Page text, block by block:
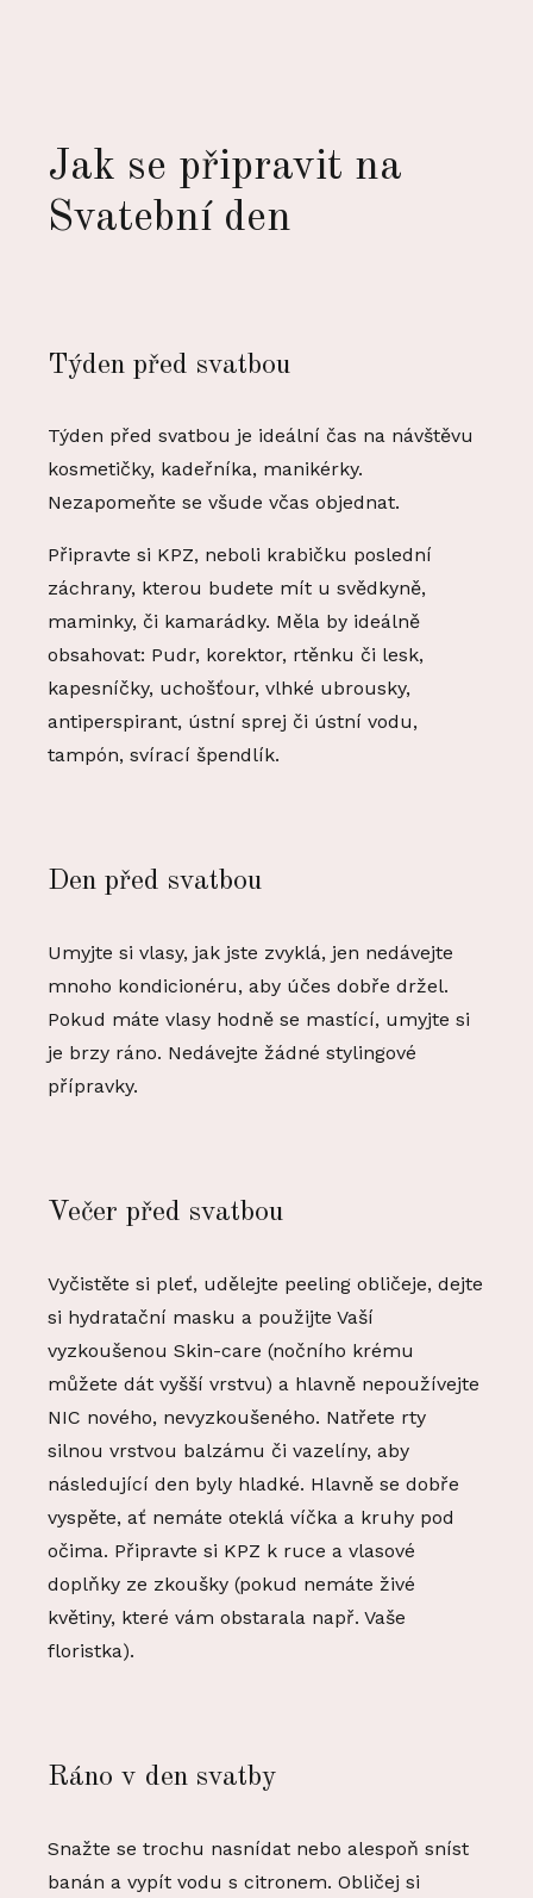
Jak se připravit na
Svatební den
Týden před svatbou
Týden před svatbou je ideální čas na návštěvu
kosmetičky, kadeřníka, manikérky.
Nezapomeňte se všude včas objednat.
Připravte si KPZ, neboli krabičku poslední
záchrany, kterou budete mít u svědkyně,
maminky, či kamarádky. Měla by ideálně
obsahovat: Pudr, korektor, rtěnku či lesk,
kapesníčky, uchošťour, vlhké ubrousky,
antiperspirant, ústní sprej či ústní vodu,
tampón, svírací špendlík.
Den před svatbou
Umyjte si vlasy, jak jste zvyklá, jen nedávejte
mnoho kondicionéru, aby účes dobře držel.
Pokud máte vlasy hodně se mastící, umyjte si
je brzy ráno. Nedávejte žádné stylingové
přípravky.
Večer před svatbou
Vyčistěte si pleť, udělejte peeling obličeje, dejte
si hydratační masku a použijte Vaší
vyzkoušenou Skin-care (nočního krému
můžete dát vyšší vrstvu) a hlavně nepoužívejte
NIC nového, nevyzkoušeného. Natřete rty
silnou vrstvou balzámu či vazelíny, aby
následující den byly hladké. Hlavně se dobře
vyspěte, ať nemáte oteklá víčka a kruhy pod
očima. Připravte si KPZ k ruce a vlasové
doplňky ze zkoušky (pokud nemáte živé
květiny, které vám obstarala např. Vaše
floristka).
Ráno v den svatby
Snažte se trochu nasnídat nebo alespoň sníst
banán a vypít vodu s citronem. Obličej si